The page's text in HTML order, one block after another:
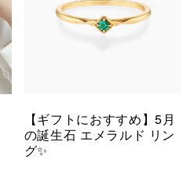
【ギフトにおすすめ】5月
の誕生石 エメラルド リン
グ✨